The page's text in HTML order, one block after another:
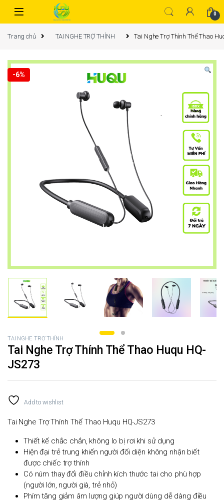
0
Trang chủ TAI NGHE TRỢ THÍNH Tai Nghe Trợ Thính Thể Thao
-6%
TAI NGHE TRỢ THÍNH
Tai Nghe Trợ Thính Thể Thao Huqu HQ-
JS273
Add to wishlist
Tai Nghe Trợ Thính Thể Thao Huqu HQ-JS273
Thiết kế chắc chắn, không lo bị rơi khi sử dụng
Hiện đại trẻ trung khiến người đối diện không nhận biết
được chiếc trợ thính
Có núm thay đổi điều chỉnh kích thước tai cho phù hợp
(người lớn, người già, trẻ nhỏ)
Phím tăng giảm âm lượng giúp người dùng dễ dàng điều